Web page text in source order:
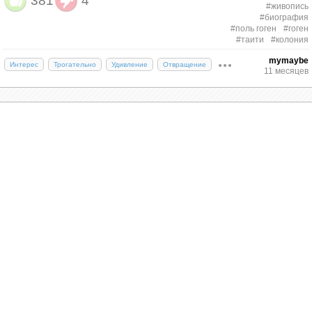
#живопись
#биография
#поль гоген
#гоген
#таити
#колония
Интерес Трогательно Удивление Отвращение
mymaybe
11 месяцев